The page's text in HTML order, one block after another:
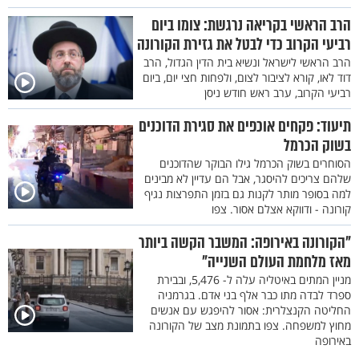
הרב הראשי בקריאה נרגשת: צומו ביום
רביעי הקרוב כדי לבטל את גזירת הקורונה
הרב הראשי לישראל ונשיא בית הדין הגדול, הרב
דוד לאו, קורא לציבור לצום, ולפחות חצי יום, ביום
רביעי הקרוב, ערב ראש חודש ניסן
תיעוד: פקחים אוכפים את סגירת הדוכנים
בשוק הכרמל
הסוחרים בשוק הכרמל גילו הבוקר שהדוכנים
שלהם צריכים להיסגר, אבל הם עדיין לא מבינים
למה בסופר מותר לקנות גם בזמן התפרצות נגיף
קורונה - ודווקא אצלם אסור. צפו
"הקורונה באירופה: המשבר הקשה ביותר
מאז מלחמת העולם השנייה"
מניין המתים באיטליה עלה ל- 5,476, ובבירת
ספרד לבדה מתו כבר אלף בני אדם. בגרמניה
החליטה הקנצלרית: אסור להיפגש עם אנשים
מחוץ למשפחה. צפו בתמונת מצב של הקורונה
באירופה